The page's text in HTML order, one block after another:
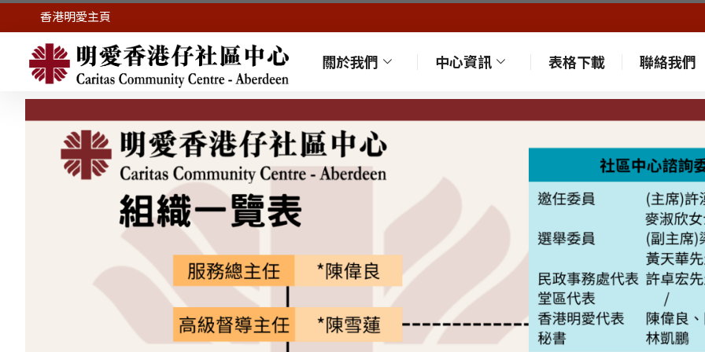
香港明愛主頁
關於我們 中心資訊 表格下載 聯絡我們